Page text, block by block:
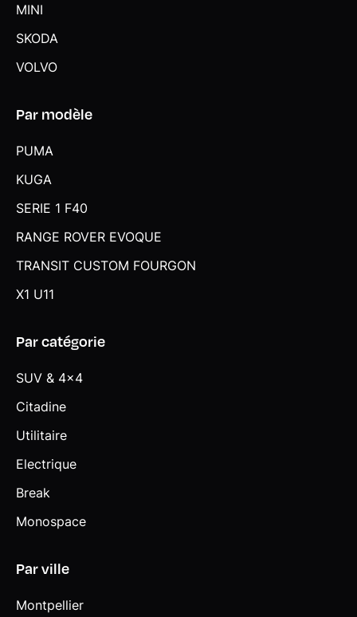
MINI
SKODA
VOLVO
Par modèle
PUMA
KUGA
SERIE 1 F40
RANGE ROVER EVOQUE
TRANSIT CUSTOM FOURGON
X1 U11
Par catégorie
SUV & 4x4
Citadine
Utilitaire
Electrique
Break
Monospace
Par ville
Montpellier